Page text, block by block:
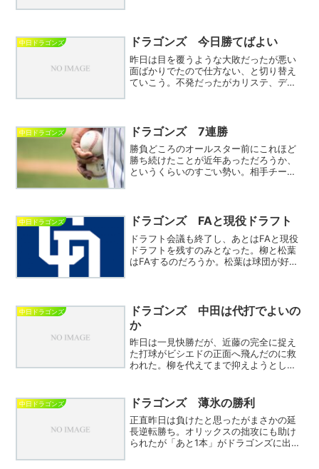
らかに振りが鈍く、強...
中日ドラゴンズ ドラゴンズ 今日勝てばよい
昨日は目を覆うような大敗だったが悪い
面ばかりでたので仕方ない、と切り替え
ていこう。不発だったがカリステ、ディ
と思いたい。セリーグ...
中日ドラゴンズ ドラゴンズ 7連勝
勝負どころのオールスター前にこれほど
勝ち続けたことが近年あっただろうか、
というくらいのすごい勢い。相手チーム
れてきて細川が復調、W...
中日ドラゴンズ ドラゴンズ FAと現役ドラフト
ドラフト会議も終了し、あとはFAと現役
ドラフトを残すのみとなった。柳と松葉
はFAするのだろうか。松葉は球団が好条
も最後の売り時にも思...
中日ドラゴンズ
ドラゴンズ 中田は代打でよいの
か
昨日は一見快勝だが、近藤の完全に捉え
た打球がビシエドの正面へ飛んだのに救
われた。柳を代えてまで抑えようとした
テンヒットの借りを返してもらったと思
えばよいか。中田は代打...
中日ドラゴンズ ドラゴンズ 薄氷の勝利
正直昨日は負けたと思ったがまさかの延
長逆転勝ち。オリックスの拙攻にも助け
られたが「あと1本」がドラゴンズに出た